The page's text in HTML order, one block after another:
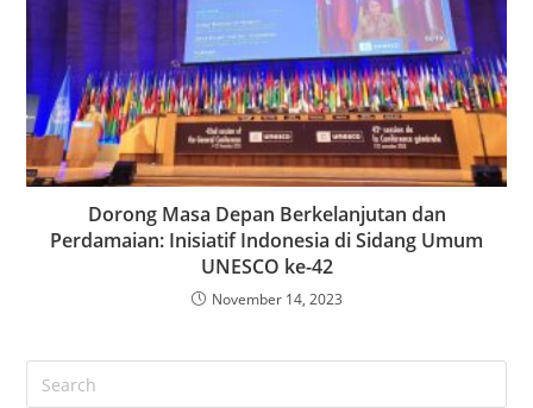
Dorong Masa Depan Berkelanjutan dan
Perdamaian: Inisiatif Indonesia di Sidang Umum
UNESCO ke-42
November 14, 2023